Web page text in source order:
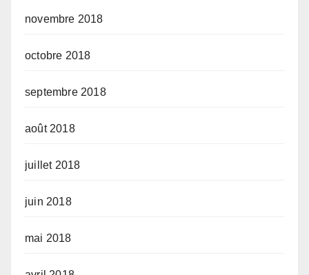
novembre 2018
octobre 2018
septembre 2018
août 2018
juillet 2018
juin 2018
mai 2018